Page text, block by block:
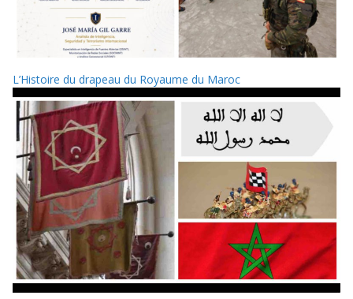
L’Histoire du drapeau du Royaume du Maroc